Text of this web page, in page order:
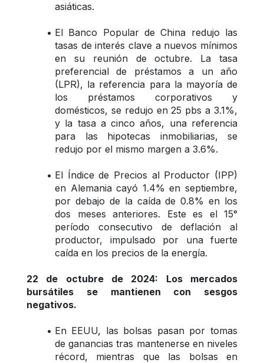
asiáticas.
El Banco Popular de China redujo las
tasas de interés clave a nuevos mínimos
en su reunión de octubre. La tasa
preferencial de préstamos a un año
(LPR), la referencia para la mayoría de
los préstamos corporativos y
domésticos, se redujo en 25 pbs a 3.1%,
y la tasa a cinco años, una referencia
para las hipotecas inmobiliarias, se
redujo por el mismo margen a 3.6%.
El Índice de Precios al Productor (IPP)
en Alemania cayó 1.4% en septiembre,
por debajo de la caída de 0.8% en los
dos meses anteriores. Este es el 15°
período consecutivo de deflación al
productor, impulsado por una fuerte
caída en los precios de la energía.
22 de octubre de 2024: Los mercados
bursátiles se mantienen con sesgos
negativos.
En EEUU, las bolsas pasan por tomas
de ganancias tras mantenerse en niveles
récord, mientras que las bolsas en